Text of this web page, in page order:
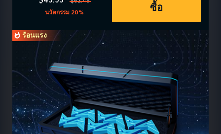
นวัตกรรม 20%
ซื้อ
ร้อนแรง